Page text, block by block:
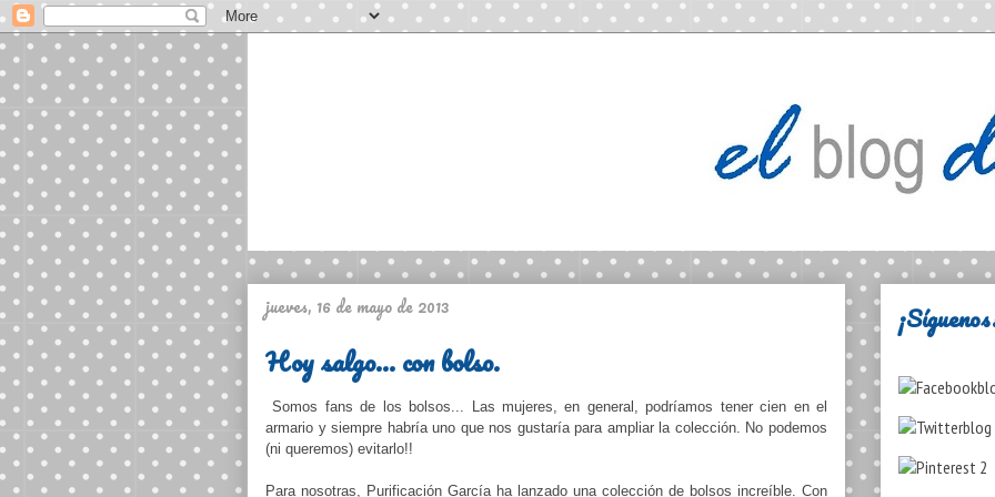
jueves, 16 de mayo de 2013
Hoy salgo... con bolso.
Somos fans de los bolsos... Las mujeres, en general, podríamos tener cien en el
armario y siempre habría uno que nos gustaría para ampliar la colección. No podemos
(ni queremos) evitarlo!!
Para nosotras, Purificación García ha lanzado una colección de bolsos increíble. Con